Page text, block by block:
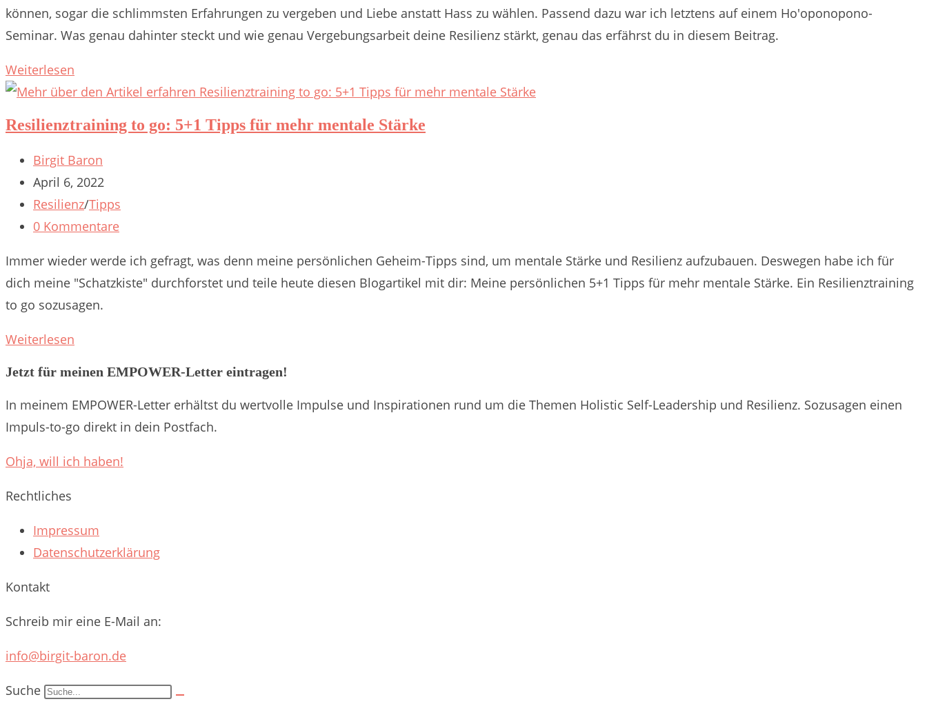
können, sogar die schlimmsten Erfahrungen zu vergeben und Liebe anstatt Hass zu wählen. Passend dazu war ich letztens auf einem Ho'oponopono-
Seminar. Was genau dahinter steckt und wie genau Vergebungsarbeit deine Resilienz stärkt, genau das erfährst du in diesem Beitrag.
Weiterlesen
Kraft
Vergebung
Resilienztraining to go: 5+1 Tipps für mehr mentale Stärke
Beitrags-
Autor:
Birgit Baron
Beitrag
veröffentlicht:
April 6, 2022
Beitrags-
Kategorie:
Resilienz/Tipps
Beitrags-
0 Kommentare
Immer wieder werde ich gefragt, was denn meine persönlichen Geheim-Tipps sind, um mentale Stärke und Resilienz aufzubauen. Deswegen habe ich für
dich meine "Schatzkiste" durchforstet und teile heute diesen Blogartikel mit dir: Meine persönlichen 5+1 Tipps für mehr mentale Stärke. Ein Resilienztraining
to go sozusagen.
Weiterlesen
5+1
Tipps
mehr
Jetzt für meinen EMPOWER-Letter eintragen!
In meinem EMPOWER-Letter erhältst du wertvolle Impulse und Inspirationen rund um die Themen Holistic Self-Leadership und Resilienz. Sozusagen einen
Impuls-to-go direkt in dein Postfach.
Ohja, will ich haben!
Rechtliches
Impressum
Datenschutzerklärung
Kontakt
Schreib mir eine E-Mail an:
info@birgit-baron.de
Suche